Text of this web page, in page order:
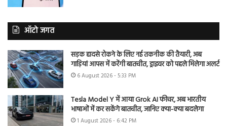
ऑटो जगत
सड़क हादसे रोकने के लिए नई तकनीक की तैयारी, अब
गाड़ियां आपस में करेंगी बातचीत, ड्राइवर को पहले मिलेगा अलर्ट
6 August 2026 - 5:33 PM
Tesla Model Y में आया Grok AI फीचर, अब भारतीय
भाषाओं में कर सकेंगे बातचीत, जानिए क्या-क्या बदलेगा
1 August 2026 - 6:42 PM